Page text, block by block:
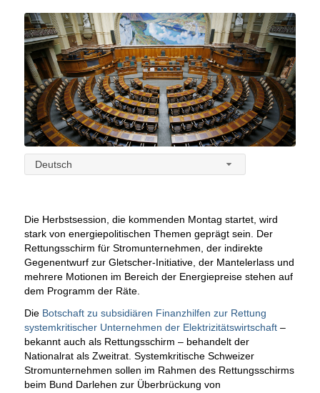
Deutsch
Die Herbstsession, die kommenden Montag startet, wird
stark von energiepolitischen Themen geprägt sein. Der
Rettungsschirm für Stromunternehmen, der indirekte
Gegenentwurf zur Gletscher-Initiative, der Mantelerlass und
mehrere Motionen im Bereich der Energiepreise stehen auf
dem Programm der Räte.
Die Botschaft zu subsidiären Finanzhilfen zur Rettung
systemkritischer Unternehmen der Elektrizitätswirtschaft–
bekannt auch als Rettungsschirm – behandelt der
Nationalrat als Zweitrat. Systemkritische Schweizer
Stromunternehmen sollen im Rahmen des Rettungsschirms
beim Bund Darlehen zur Überbrückung von